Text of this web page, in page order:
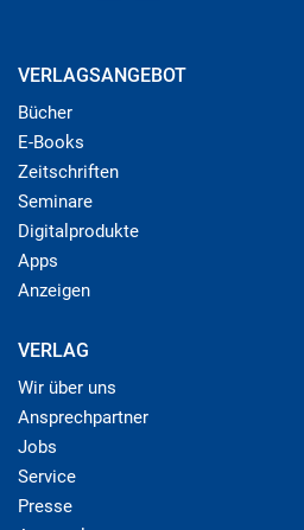
VERLAGSANGEBOT
Bücher
E-Books
Zeitschriften
Seminare
Digitalprodukte
Apps
Anzeigen
VERLAG
Wir über uns
Ansprechpartner
Jobs
Service
Presse